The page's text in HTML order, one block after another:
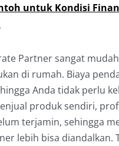
untuk Kondisi
Partner sangat
di rumah. Biaya
Anda tidak perlu
produk sendiri,
terjamin, sehingga
lebih bisa diandalkan.